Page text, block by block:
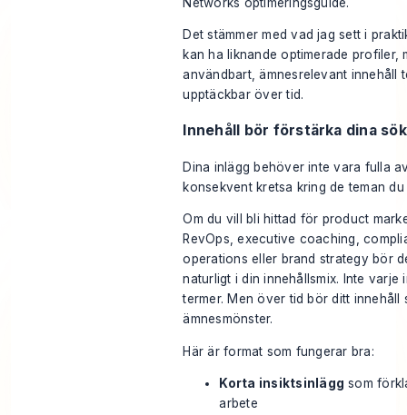
Det stämmer med vad jag sett i
kan ha liknande optimerade profiler,
användbart, ämnesrelevant innehåll
upptäckbar över tid.
Innehåll bör förstärka dina
Dina inlägg behöver inte vara fulla
konsekvent kretsa kring de teman
Om du vill bli hittad för product
RevOps, executive coaching,
operations eller brand strategy bör
naturligt i din innehållsmix. Inte varje
termer. Men över tid bör ditt innehåll
ämnesmönster.
Här är format som fungerar bra:
Korta insiktsinlägg som
arbete